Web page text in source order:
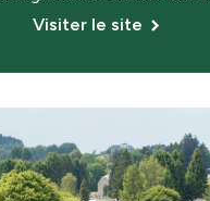
Visiter le site